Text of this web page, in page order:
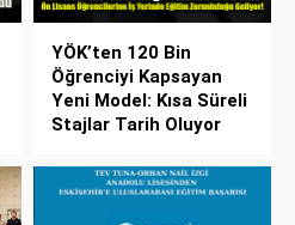
YÖK’ten 120 Bin
Öğrenciyi Kapsayan
Yeni Model: Kısa Süreli
Stajlar Tarih Oluyor